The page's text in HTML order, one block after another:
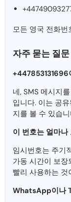
모든 영국 전화
자주 묻는 질문
+447853131696
네, SMS 메시지
입니다. 이는 공
지를 볼 수 있습
이 번호는 얼마
임시번호는 주기
가동 시간이 보
빨리 사용하는 것
WhatsApp이나